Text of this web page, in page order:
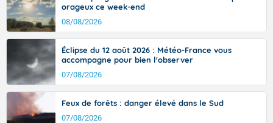
orageux ce week-end
08/08/2026
Éclipse du 12 août 2026 : Météo-France vous
accompagne pour bien l'observer
07/08/2026
Feux de forêts : danger élevé dans le Sud
07/08/2026